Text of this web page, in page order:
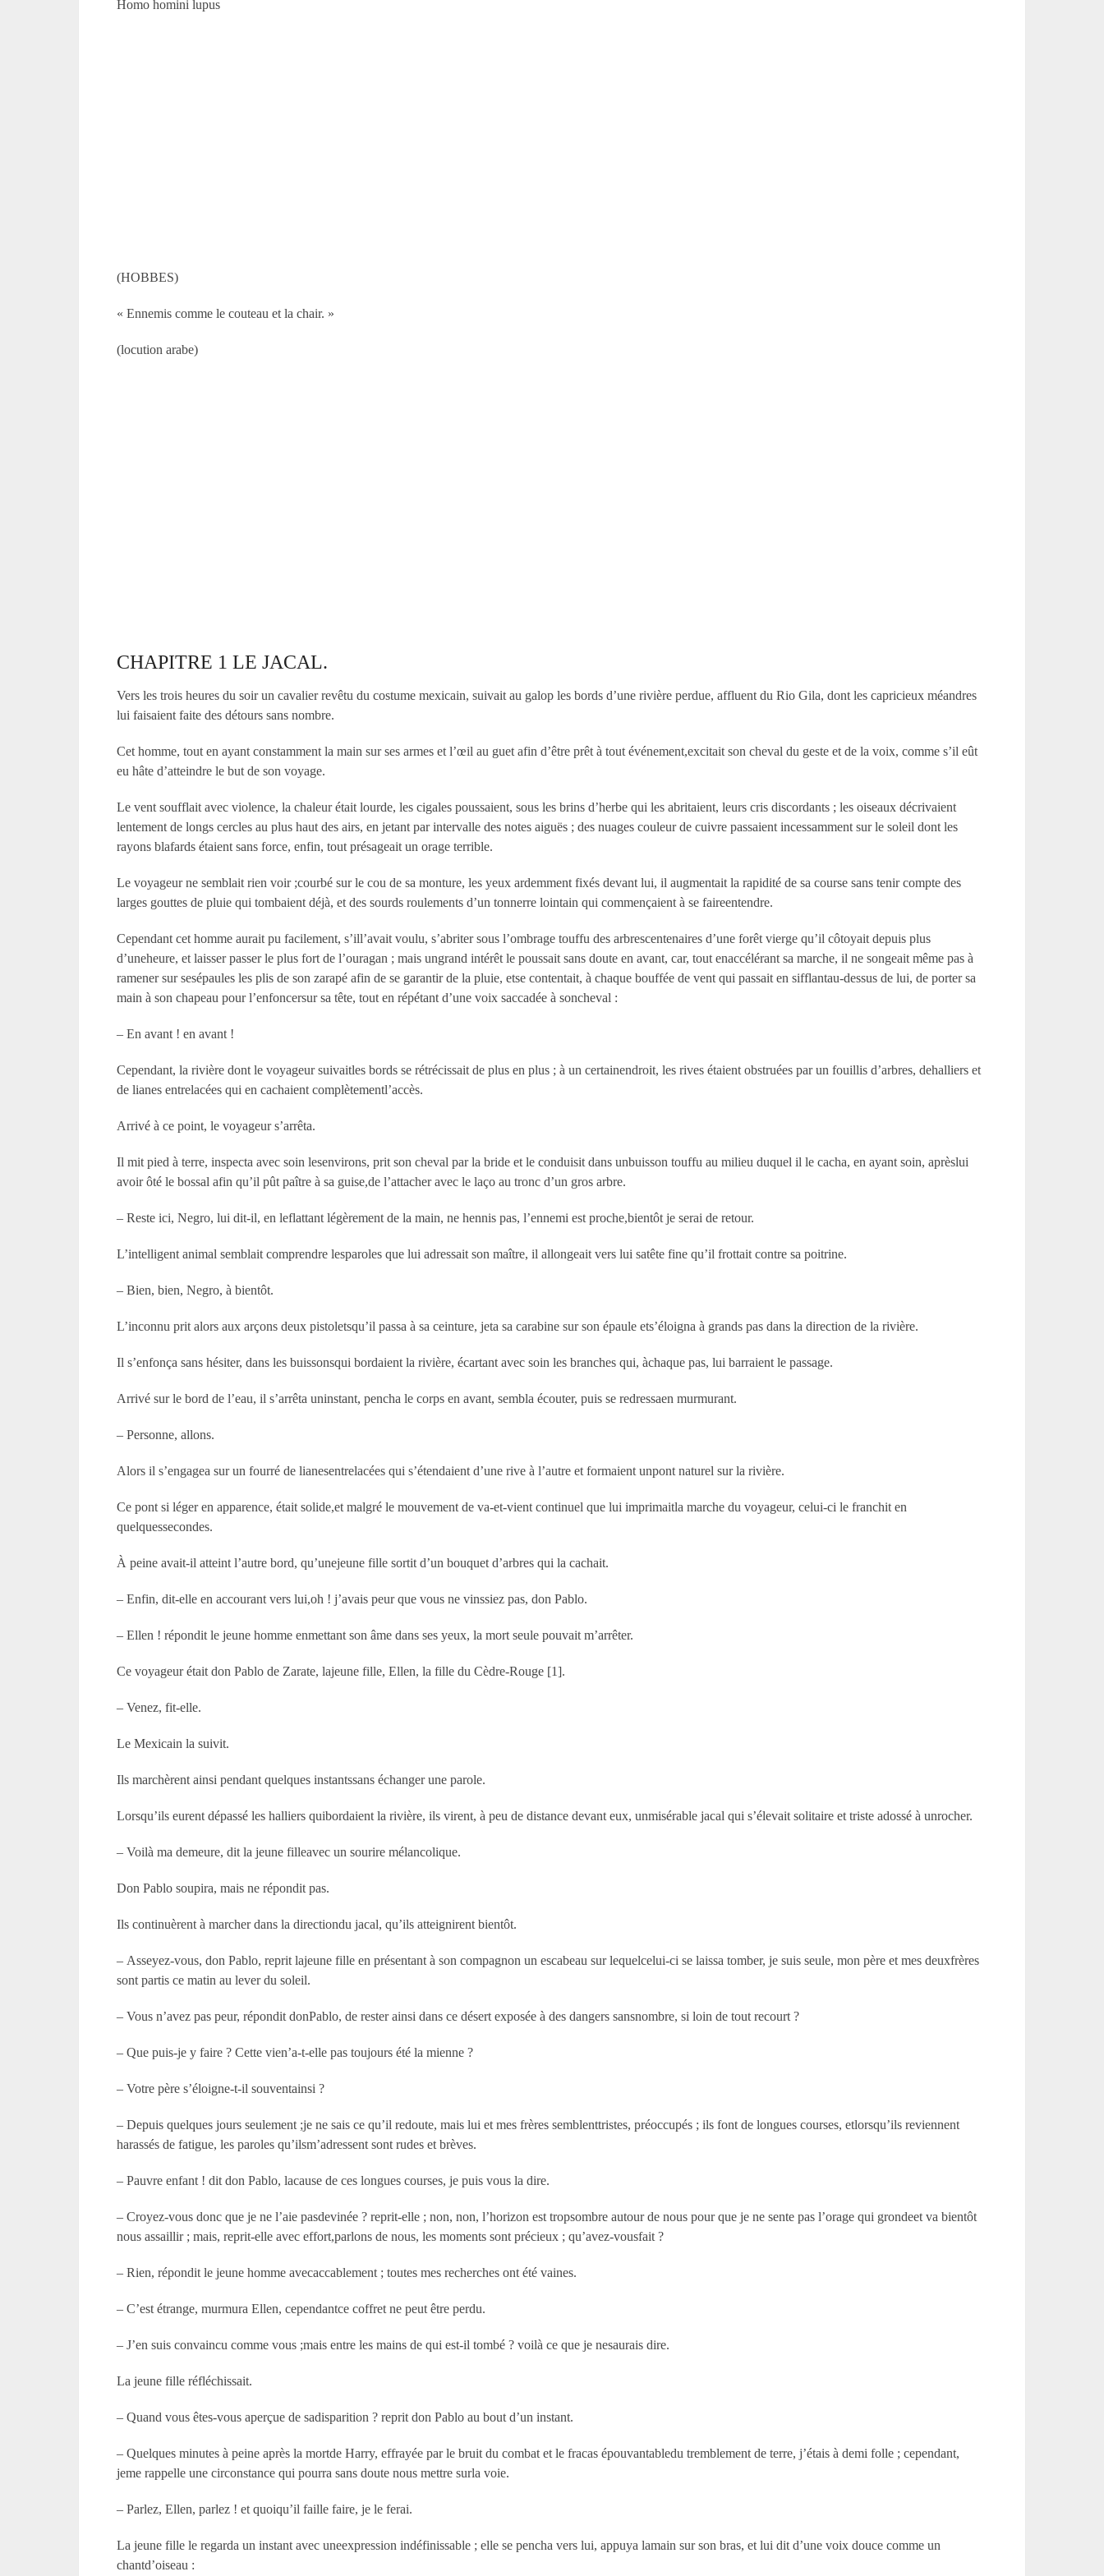
Homo homini lupus
(HOBBES)
« Ennemis comme le couteau et la chair. »
(locution arabe)
CHAPITRE 1 LE JACAL.
Vers les trois heures du soir un cavalier revêtu du costume mexicain, suivait au galop les bords d’une rivière perdue, affluent du Rio Gila, dont les capricieux méandres
lui faisaient faite des détours sans nombre.
Cet homme, tout en ayant constamment la main sur ses armes et l’œil au guet afin d’être prêt à tout événement,excitait son cheval du geste et de la voix, comme s’il eût
eu hâte d’atteindre le but de son voyage.
Le vent soufflait avec violence, la chaleur était lourde, les cigales poussaient, sous les brins d’herbe qui les abritaient, leurs cris discordants ; les oiseaux décrivaient
lentement de longs cercles au plus haut des airs, en jetant par intervalle des notes aiguës ; des nuages couleur de cuivre passaient incessamment sur le soleil dont les
rayons blafards étaient sans force, enfin, tout présageait un orage terrible.
Le voyageur ne semblait rien voir ;courbé sur le cou de sa monture, les yeux ardemment fixés devant lui, il augmentait la rapidité de sa course sans tenir compte des
larges gouttes de pluie qui tombaient déjà, et des sourds roulements d’un tonnerre lointain qui commençaient à se faireentendre.
Cependant cet homme aurait pu facilement, s’ill’avait voulu, s’abriter sous l’ombrage touffu des arbrescentenaires d’une forêt vierge qu’il côtoyait depuis plus
d’uneheure, et laisser passer le plus fort de l’ouragan ; mais ungrand intérêt le poussait sans doute en avant, car, tout enaccélérant sa marche, il ne songeait même pas à
ramener sur sesépaules les plis de son zarapé afin de se garantir de la pluie, etse contentait, à chaque bouffée de vent qui passait en sifflantau-dessus de lui, de porter sa
main à son chapeau pour l’enfoncersur sa tête, tout en répétant d’une voix saccadée à soncheval :
– En avant ! en avant !
Cependant, la rivière dont le voyageur suivaitles bords se rétrécissait de plus en plus ; à un certainendroit, les rives étaient obstruées par un fouillis d’arbres, dehalliers et
de lianes entrelacées qui en cachaient complètementl’accès.
Arrivé à ce point, le voyageur s’arrêta.
Il mit pied à terre, inspecta avec soin lesenvirons, prit son cheval par la bride et le conduisit dans unbuisson touffu au milieu duquel il le cacha, en ayant soin, aprèslui
avoir ôté le bossal afin qu’il pût paître à sa guise,de l’attacher avec le laço au tronc d’un gros arbre.
– Reste ici, Negro, lui dit-il, en leflattant légèrement de la main, ne hennis pas, l’ennemi est proche,bientôt je serai de retour.
L’intelligent animal semblait comprendre lesparoles que lui adressait son maître, il allongeait vers lui satête fine qu’il frottait contre sa poitrine.
– Bien, bien, Negro, à bientôt.
L’inconnu prit alors aux arçons deux pistoletsqu’il passa à sa ceinture, jeta sa carabine sur son épaule ets’éloigna à grands pas dans la direction de la rivière.
Il s’enfonça sans hésiter, dans les buissonsqui bordaient la rivière, écartant avec soin les branches qui, àchaque pas, lui barraient le passage.
Arrivé sur le bord de l’eau, il s’arrêta uninstant, pencha le corps en avant, sembla écouter, puis se redressaen murmurant.
– Personne, allons.
Alors il s’engagea sur un fourré de lianesentrelacées qui s’étendaient d’une rive à l’autre et formaient unpont naturel sur la rivière.
Ce pont si léger en apparence, était solide,et malgré le mouvement de va-et-vient continuel que lui imprimaitla marche du voyageur, celui-ci le franchit en
quelquessecondes.
À peine avait-il atteint l’autre bord, qu’unejeune fille sortit d’un bouquet d’arbres qui la cachait.
– Enfin, dit-elle en accourant vers lui,oh ! j’avais peur que vous ne vinssiez pas, don Pablo.
– Ellen ! répondit le jeune homme enmettant son âme dans ses yeux, la mort seule pouvait m’arrêter.
Ce voyageur était don Pablo de Zarate, lajeune fille, Ellen, la fille du Cèdre-Rouge [1].
– Venez, fit-elle.
Le Mexicain la suivit.
Ils marchèrent ainsi pendant quelques instantssans échanger une parole.
Lorsqu’ils eurent dépassé les halliers quibordaient la rivière, ils virent, à peu de distance devant eux, unmisérable jacal qui s’élevait solitaire et triste adossé à unrocher.
– Voilà ma demeure, dit la jeune filleavec un sourire mélancolique.
Don Pablo soupira, mais ne répondit pas.
Ils continuèrent à marcher dans la directiondu jacal, qu’ils atteignirent bientôt.
– Asseyez-vous, don Pablo, reprit lajeune fille en présentant à son compagnon un escabeau sur lequelcelui-ci se laissa tomber, je suis seule, mon père et mes deuxfrères
sont partis ce matin au lever du soleil.
– Vous n’avez pas peur, répondit donPablo, de rester ainsi dans ce désert exposée à des dangers sansnombre, si loin de tout recourt ?
– Que puis-je y faire ? Cette vien’a-t-elle pas toujours été la mienne ?
– Votre père s’éloigne-t-il souventainsi ?
– Depuis quelques jours seulement ;je ne sais ce qu’il redoute, mais lui et mes frères semblenttristes, préoccupés ; ils font de longues courses, etlorsqu’ils reviennent
harassés de fatigue, les paroles qu’ilsm’adressent sont rudes et brèves.
– Pauvre enfant ! dit don Pablo, lacause de ces longues courses, je puis vous la dire.
– Croyez-vous donc que je ne l’aie pasdevinée ? reprit-elle ; non, non, l’horizon est tropsombre autour de nous pour que je ne sente pas l’orage qui grondeet va bientôt
nous assaillir ; mais, reprit-elle avec effort,parlons de nous, les moments sont précieux ; qu’avez-vousfait ?
– Rien, répondit le jeune homme avecaccablement ; toutes mes recherches ont été vaines.
– C’est étrange, murmura Ellen, cependantce coffret ne peut être perdu.
– J’en suis convaincu comme vous ;mais entre les mains de qui est-il tombé ? voilà ce que je nesaurais dire.
La jeune fille réfléchissait.
– Quand vous êtes-vous aperçue de sadisparition ? reprit don Pablo au bout d’un instant.
– Quelques minutes à peine après la mortde Harry, effrayée par le bruit du combat et le fracas épouvantabledu tremblement de terre, j’étais à demi folle ; cependant,
jeme rappelle une circonstance qui pourra sans doute nous mettre surla voie.
– Parlez, Ellen, parlez ! et quoiqu’il faille faire, je le ferai.
La jeune fille le regarda un instant avec uneexpression indéfinissable ; elle se pencha vers lui, appuya lamain sur son bras, et lui dit d’une voix douce comme un
chantd’oiseau :